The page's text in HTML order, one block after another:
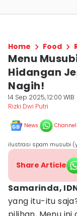
Home Food
Menu
Hidangan
Nagih!
14 Sep 2025, 12:00 WIB
Rizki Dwi Putri
News Channel
ilustrasi spam musubi
Share Article
Samarinda,
yang itu-itu